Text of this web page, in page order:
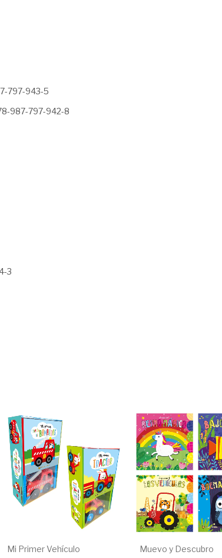
797-943-5
987-797-942-8
3
Mi Primer Vehículo Muevo y Descubro